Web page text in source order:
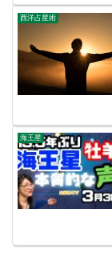
西洋占星術
海王星